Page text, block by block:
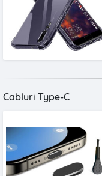
Cabluri Type-C